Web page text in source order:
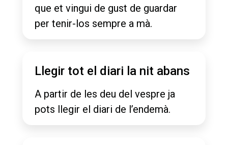
que et vingui de gust de guardar
per tenir-los sempre a mà.
Llegir tot el diari la nit abans
A partir de les deu del vespre ja
pots llegir el diari de l’endemà.